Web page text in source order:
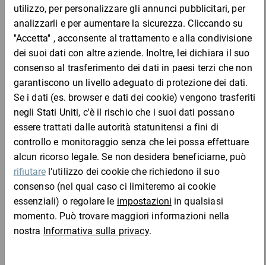
Codice
prodotto
Aggiungi al
carrello
Da 1
60,05 €
Da 5
55,27 €
Da
per 1 Confezione
Campione
Aggiungi al carrello
Completa l'ordine con: